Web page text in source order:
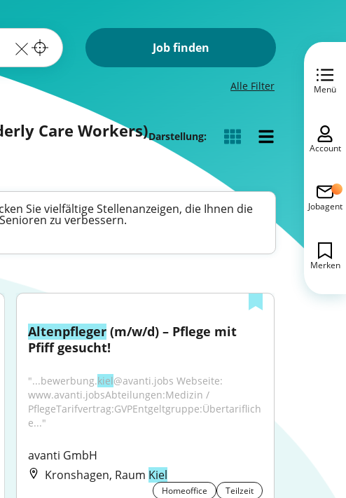
Job finden
Alle Filter
Care Workers)Darstellung:
Sie vielfältige Stellenanzeigen, die Ihnen die
zu verbessern.
Altenpfleger (m/w/d) – Pflege mit
Pfiff gesucht!
"...bewerbung.kiel@avanti.jobs Webseite:
www.avanti.jobsAbteilungen:Medizin /
PflegeTarifvertrag:GVPEntgeltgruppe:Übertariflich
e..."
avanti GmbH
Kronshagen, Raum Kiel
Homeoffice Teilzeit
Menü
Account
Jobagent
Merken